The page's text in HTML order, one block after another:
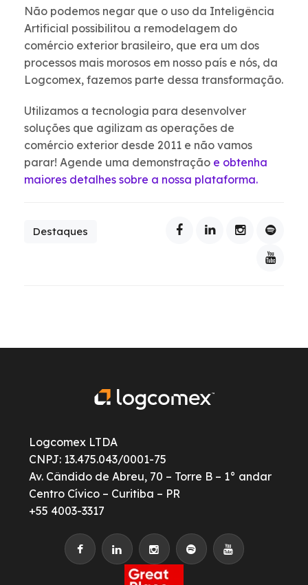
Não podemos negar que o uso da Inteligência
Artificial possibilitou a remodelagem do
comércio exterior brasileiro, que era um dos
processos mais morosos em nosso país e nós, da
Logcomex, fazemos parte dessa transformação.
Utilizamos a tecnologia para desenvolver
soluções que agilizam as operações de
comércio exterior desde 2011 e não vamos
parar! Agende uma demonstração e obtenha
maiores detalhes sobre a nossa plataforma.
Destaques
Logcomex LTDA
CNPJ: 13.475.043/0001-75
Av. Cândido de Abreu, 70 – Torre B – 1° andar
Centro Cívico – Curitiba – PR
+55 4003-3317